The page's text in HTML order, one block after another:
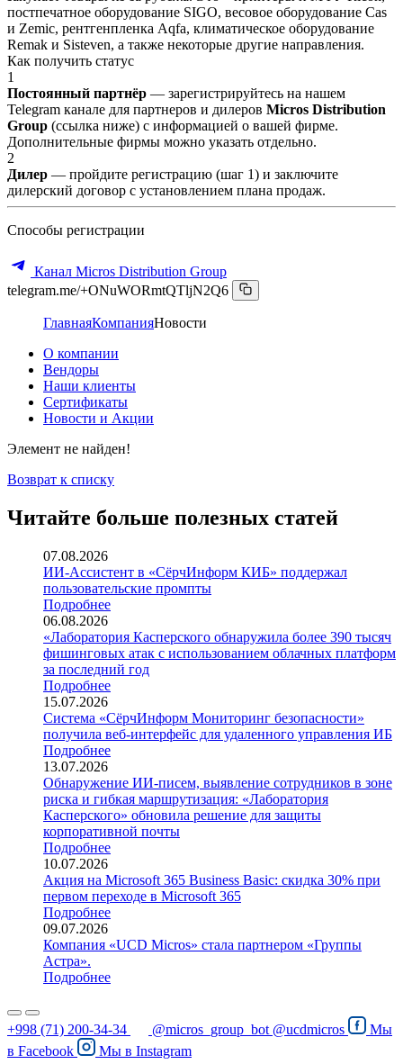
постпечатное оборудование SIGO, весовое оборудование Cas
и Zemic, рентгенпленка Aqfa, климатическое оборудование
Remak и Sisteven, а также некоторые другие направления.
Как получить статус
1
Постоянный партнёр — зарегистрируйтесь на нашем
Telegram канале для партнеров и дилеров Micros Distribution
Group (ссылка ниже) с информацией о вашей фирме.
Дополнительные фирмы можно указать отдельно.
2
Дилер — пройдите регистрацию (шаг 1) и заключите
дилерский договор с установлением плана продаж.
Способы регистрации
Канал Micros Distribution Group
telegram.me/+ONuWORmtQTljN2Q6
ГлавнаяКомпанияНовости
О компании
Вендоры
Наши клиенты
Сертификаты
Новости и Акции
Элемент не найден!
Возврат к списку
Читайте больше полезных статей
07.08.2026
ИИ-Ассистент в «СёрчИнформ КИБ» поддержал
пользовательские промпты
Подробнее
06.08.2026
«Лаборатория Касперского обнаружила более 390 тысяч
фишинговых атак с использованием облачных платформ
за последний год
Подробнее
15.07.2026
Система «СёрчИнформ Мониторинг безопасности»
получила веб-интерфейс для удаленного управления ИБ
Подробнее
13.07.2026
Обнаружение ИИ-писем, выявление сотрудников в зоне
риска и гибкая маршрутизация: «Лаборатория
Касперского» обновила решение для защиты
корпоративной почты
Подробнее
10.07.2026
Акция на Microsoft 365 Business Basic: скидка 30% при
первом переходе в Microsoft 365
Подробнее
09.07.2026
Компания «UCD Micros» стала партнером «Группы
Астра».
Подробнее
+998 (71) 200-34-34 @micros_group_bot @ucdmicros
Мы
в Facebook Мы в Instagram